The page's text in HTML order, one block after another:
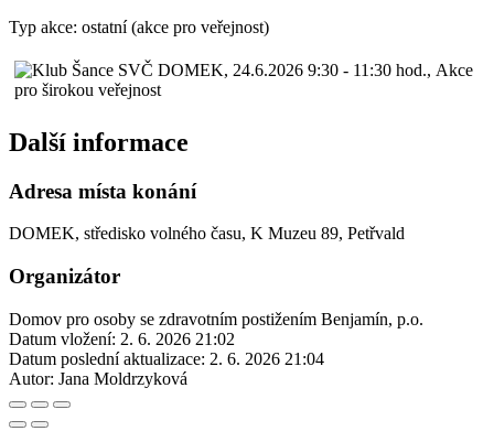
Typ akce: ostatní (akce pro veřejnost)
Další informace
Adresa místa konání
DOMEK, středisko volného času, K Muzeu 89, Petřvald
Organizátor
Domov pro osoby se zdravotním postižením Benjamín, p.o.
Datum vložení: 2. 6. 2026 21:02
Datum poslední aktualizace: 2. 6. 2026 21:04
Autor: Jana Moldrzyková